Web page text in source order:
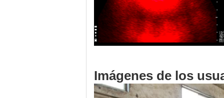
Imágenes de los